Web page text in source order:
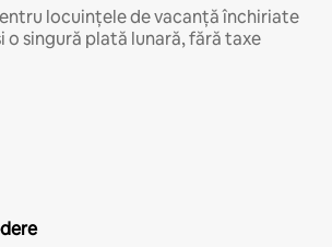
locuințele de vacanță închiriate
o singură plată lunară, fără taxe